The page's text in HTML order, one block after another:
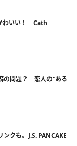
わいい！ Cath
の問題？ 恋人の“ある
クも。J.S. PANCAKE